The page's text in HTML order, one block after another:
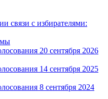
связи с избирателями:
20 сентября 2026
14 сентября 2025
8 сентября 2024